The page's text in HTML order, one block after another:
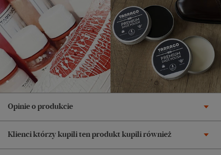
Opinie o produkcie
Klienci którzy kupili ten produkt kupili również